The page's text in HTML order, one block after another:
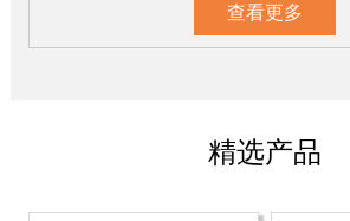
查看更多
精选产品